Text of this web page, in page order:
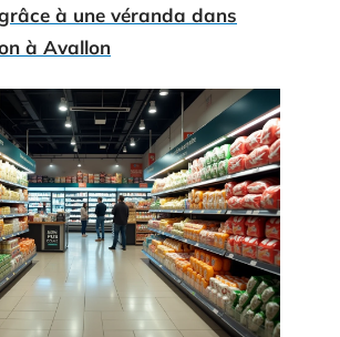
à une véranda dans
à Avallon